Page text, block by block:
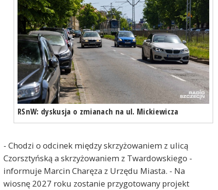
RSnW: dyskusja o zmianach na ul. Mickiewicza
- Chodzi o odcinek między skrzyżowaniem z ulicą
Czorsztyńską a skrzyżowaniem z Twardowskiego -
informuje Marcin Charęza z Urzędu Miasta. - Na
wiosnę 2027 roku zostanie przygotowany projekt